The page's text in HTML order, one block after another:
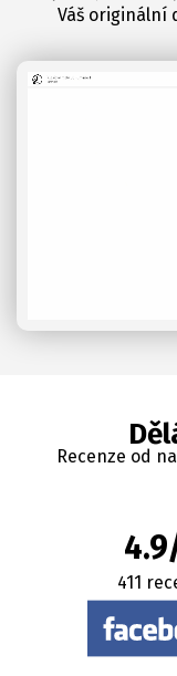
Váš originální
Recenze od
411